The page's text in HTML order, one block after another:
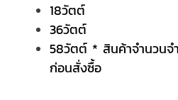
18วัตต์
36วัตต์
58วัตต์ * สินค้าจำนวนจ
ก่อนสั่งซื้อ